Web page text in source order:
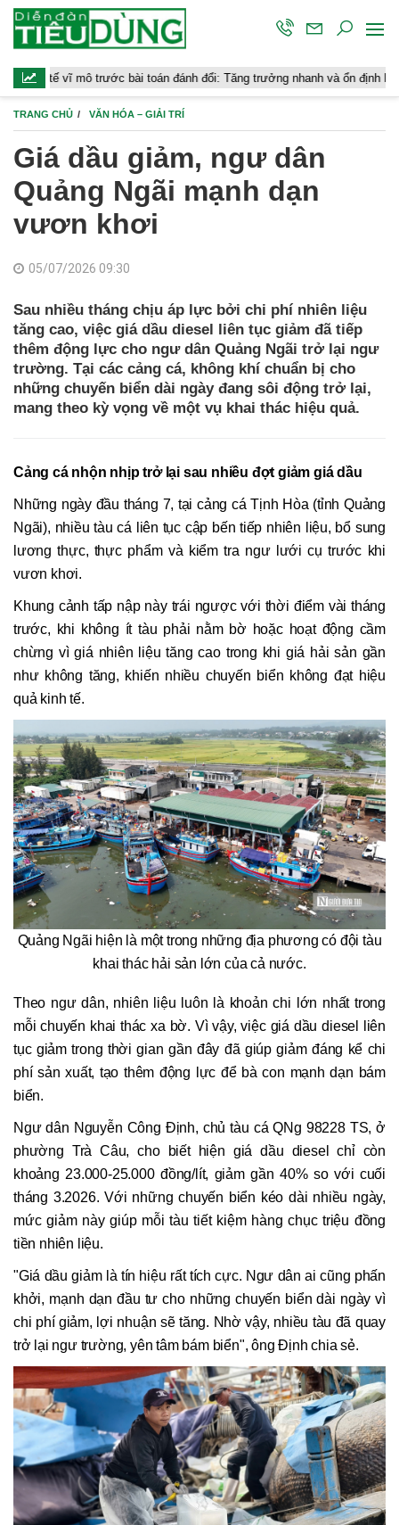
bài toán đánh đổi: Tăng trưởng nhanh và ổn định bền vững
TRANG CHỦ VĂN HÓA – GIẢI TRÍ
Giá dầu giảm, ngư dân
Quảng Ngãi mạnh dạn
vươn khơi
05/07/2026 09:30
Sau nhiều tháng chịu áp lực bởi chi phí nhiên liệu
tăng cao, việc giá dầu diesel liên tục giảm đã tiếp
thêm động lực cho ngư dân Quảng Ngãi trở lại ngư
trường. Tại các cảng cá, không khí chuẩn bị cho
những chuyến biển dài ngày đang sôi động trở lại,
mang theo kỳ vọng về một vụ khai thác hiệu quả.
Cảng cá nhộn nhịp trở lại sau nhiều đợt giảm giá dầu
Những ngày đầu tháng 7, tại cảng cá Tịnh Hòa (tỉnh Quảng
Ngãi), nhiều tàu cá liên tục cập bến tiếp nhiên liệu, bổ sung
lương thực, thực phẩm và kiểm tra ngư lưới cụ trước khi
vươn khơi.
Khung cảnh tấp nập này trái ngược với thời điểm vài tháng
trước, khi không ít tàu phải nằm bờ hoặc hoạt động cầm
chừng vì giá nhiên liệu tăng cao trong khi giá hải sản gần
như không tăng, khiến nhiều chuyến biển không đạt hiệu
quả kinh tế.
Quảng Ngãi hiện là một trong những địa phương có đội tàu
khai thác hải sản lớn của cả nước.
Theo ngư dân, nhiên liệu luôn là khoản chi lớn nhất trong
mỗi chuyến khai thác xa bờ. Vì vậy, việc giá dầu diesel liên
tục giảm trong thời gian gần đây đã giúp giảm đáng kể chi
phí sản xuất, tạo thêm động lực để bà con mạnh dạn bám
biển.
Ngư dân Nguyễn Công Định, chủ tàu cá QNg 98228 TS, ở
phường Trà Câu, cho biết hiện giá dầu diesel chỉ còn
khoảng 23.000-25.000 đồng/lít, giảm gần 40% so với cuối
tháng 3.2026. Với những chuyến biển kéo dài nhiều ngày,
mức giảm này giúp mỗi tàu tiết kiệm hàng chục triệu đồng
tiền nhiên liệu.
"Giá dầu giảm là tín hiệu rất tích cực. Ngư dân ai cũng phấn
khởi, mạnh dạn đầu tư cho những chuyến biển dài ngày vì
chi phí giảm, lợi nhuận sẽ tăng. Nhờ vậy, nhiều tàu đã quay
trở lại ngư trường, yên tâm bám biển", ông Định chia sẻ.